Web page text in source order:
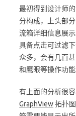
最初得到设计师
分构成，上头部
流箱详细信息展
具备点击可过滤
众多，会有几百
和鹰眼等操作功能
有上面的分析很
GraphView拓扑